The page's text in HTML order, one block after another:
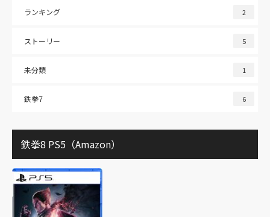
ランキング 2
ストーリー 5
未分類 1
鉄拳7 6
鉄拳8 PS5（Amazon）